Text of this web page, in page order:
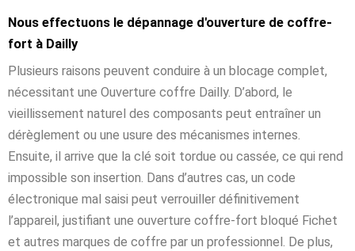
Nous effectuons le dépannage d'ouverture de coffre-
fort à Dailly
Plusieurs raisons peuvent conduire à un blocage complet,
nécessitant une Ouverture coffre Dailly. D’abord, le
vieillissement naturel des composants peut entraîner un
dérèglement ou une usure des mécanismes internes.
Ensuite, il arrive que la clé soit tordue ou cassée, ce qui rend
impossible son insertion. Dans d’autres cas, un code
électronique mal saisi peut verrouiller définitivement
l’appareil, justifiant une ouverture coffre-fort bloqué Fichet
et autres marques de coffre par un professionnel. De plus,